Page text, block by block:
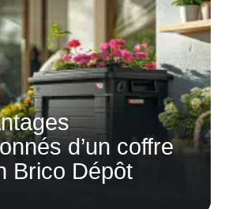
d’un coffre
Brico Dépôt